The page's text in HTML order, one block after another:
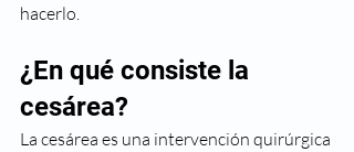
hacerlo.
¿En qué consiste la
cesárea?
La cesárea es una intervención quirúrgica